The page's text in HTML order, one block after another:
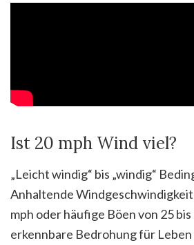
Ist 20 mph Wind viel?
„Leicht windig“ bis „windig“
Anhaltende
mph oder häufige Böen von 25 bis
erkennbare Bedrohung für